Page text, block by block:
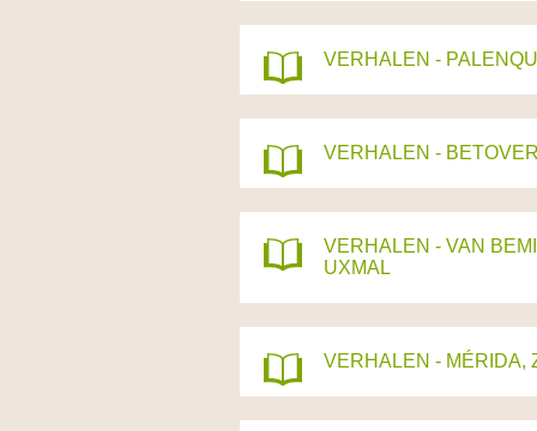
VERHALEN -
VERHALEN -
VERHALEN - VAN
UXMAL
VERHALEN - MÉRIDA,